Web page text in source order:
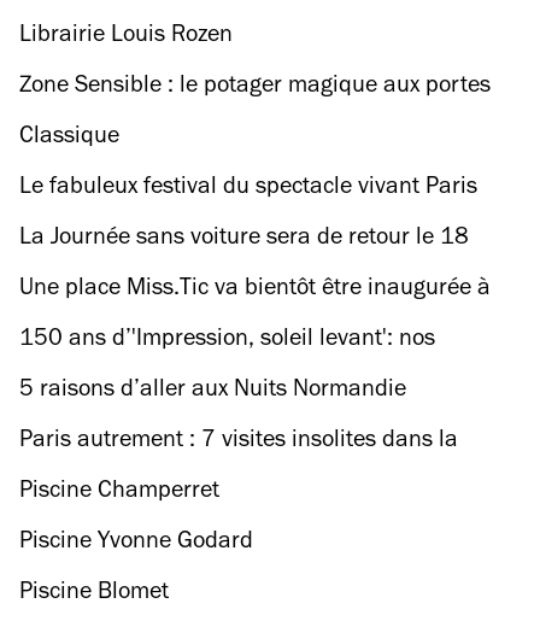
Librairie Louis Rozen
Zone Sensible : le potager magique aux portes
de Paris
Classique
Le fabuleux festival du spectacle vivant Paris
l'Eté fait son grand retour !
La Journée sans voiture sera de retour le 18
septembre à Paris
Une place Miss.Tic va bientôt être inaugurée à
Paris
150 ans d’'Impression, soleil levant': nos
meilleures adresses impressionnistes
5 raisons d’aller aux Nuits Normandie
Impressionniste
Paris autrement : 7 visites insolites dans la
capitale
Piscine Champerret
Piscine Yvonne Godard
Piscine Blomet